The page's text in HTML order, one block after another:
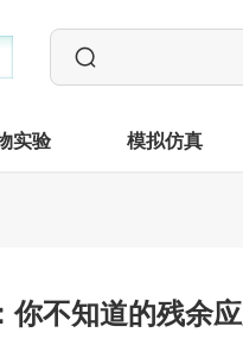
实验 模拟仿真
你不知道的残余